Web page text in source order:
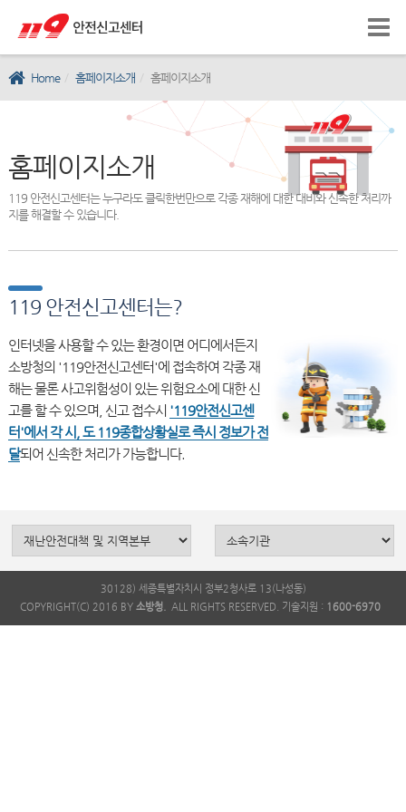
Home 홈페이지소개 홈페이지소개
홈페이지소개
119 안전신고센터는 누구라도 클릭한번만으로 각종 재해에 대한 대비와 신속한 처리까
지를 해결할 수 있습니다.
119 안전신고센터는?
인터넷을 사용할 수 있는 환경이면 어디에서든지
소방청의 '119안전신고센터'에 접속하여 각종 재
해는 물론 사고위험성이 있는 위험요소에 대한 신
고를 할 수 있으며, 신고 접수시 '119안전신고센
터'에서 각 시, 도 119종합상황실로 즉시 정보가 전
달
30128) 세종특별자치시 정부2청사로 13(나성동)
COPYRIGHT(C) 2016 BY 소방청. ALL RIGHTS RESERVED. 기술지원 : 1600-6970